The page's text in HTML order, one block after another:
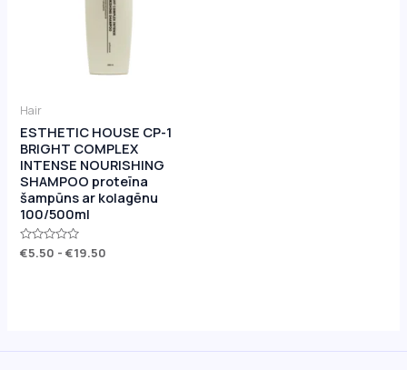
Hair
ESTHETIC HOUSE CP-1
BRIGHT COMPLEX
INTENSE NOURISHING
SHAMPOO proteīna
šampūns ar kolagēnu
100/500ml
Rated
€5.50 -€19.50